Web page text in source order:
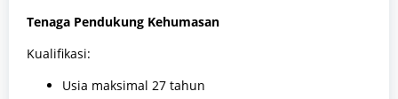
Tenaga Pendukung Kehumasan
Kualifikasi:
Usia maksimal 27 tahun